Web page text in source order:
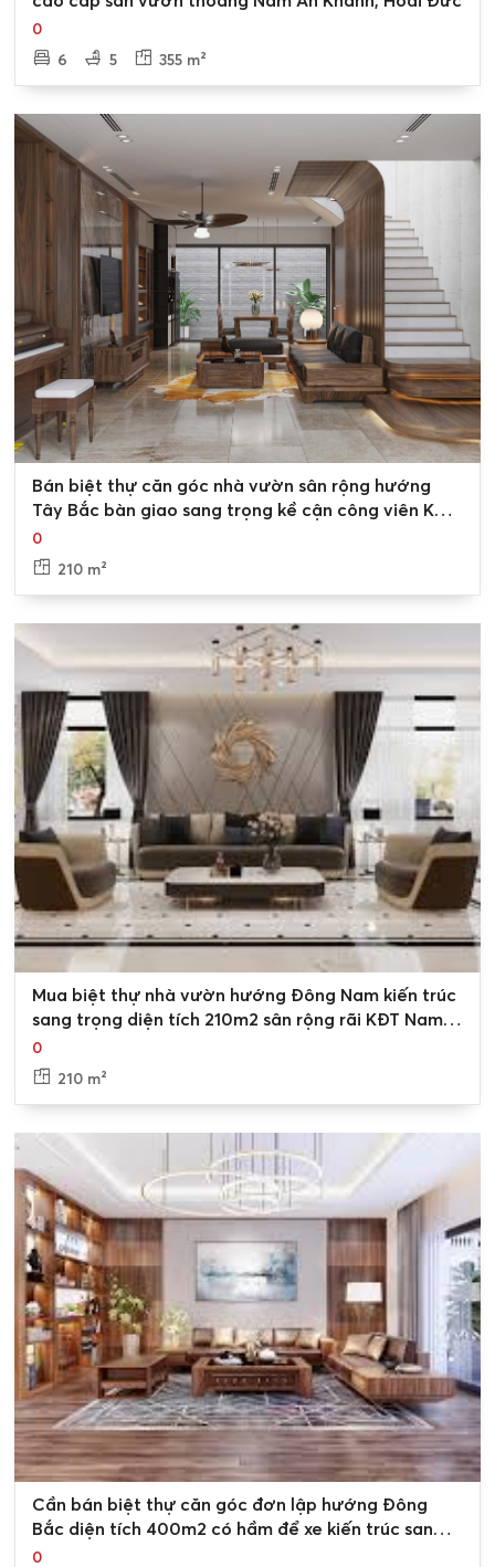
0
6
5 355 m²
Bán biệt thự căn góc nhà vườn sân rộng hướng
Tây Bắc bàn giao sang trọng kề cận công viên KĐT
Nam An Khánh, Sudico Hoài Đức
0
210 m²
Mua biệt thự nhà vườn hướng Đông Nam kiến trúc
sang trọng diện tích 210m2 sân rộng rãi KĐT Nam
An Khánh, Hoài Đức
0
210 m²
Cần bán biệt thự căn góc đơn lập hướng Đông
Bắc diện tích 400m2 có hầm để xe kiến trúc sang
trọng Nam An Khánh
0